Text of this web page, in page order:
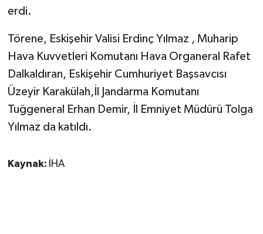
erdi.
Törene, Eskişehir Valisi Erdinç Yılmaz , Muharip
Hava Kuvvetleri Komutanı Hava Organeral Rafet
Dalkaldıran, Eskişehir Cumhuriyet Başsavcısı
Üzeyir Karakülah,İl Jandarma Komutanı
Tuğgeneral Erhan Demir, İl Emniyet Müdürü Tolga
Yılmaz da katıldı.
Kaynak: İHA
Otomobil
Sağlık
SİYASET